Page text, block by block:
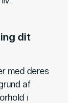
dit
med deres
af
i